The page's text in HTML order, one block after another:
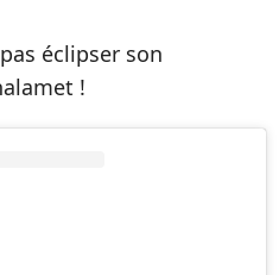
éclipser son
!